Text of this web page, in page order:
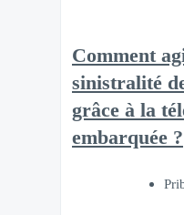
Comment
sinistralité
grâce à la
embarquée ?